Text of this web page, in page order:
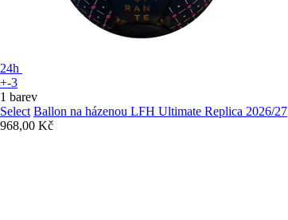
24h
+-3
1 barev
Select Ballon na házenou LFH Ultimate Replica 2026/27
968,00 Kč